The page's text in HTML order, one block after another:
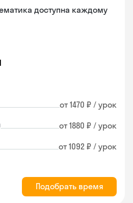
доступна каждому
от 1470 ₽ / урок
от 1880 ₽ / урок
от 1092 ₽ / урок
Подобрать время